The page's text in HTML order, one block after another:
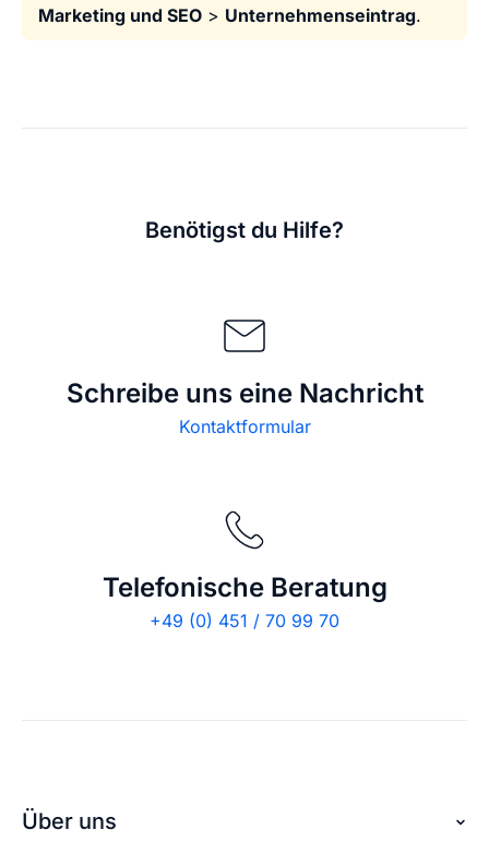
Marketing und SEO > Unternehmenseintrag.
Benötigst du Hilfe?
Schreibe uns eine Nachricht
Kontaktformular
Telefonische Beratung
+49 (0) 451 / 70 99 70
Über uns